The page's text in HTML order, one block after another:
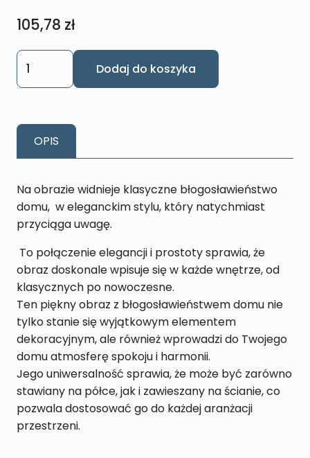
105,78 zł
ilość
Obraz
B2
Dodaj do koszyka
OPIS
Na obrazie widnieje klasyczne błogosławieństwo
domu, w eleganckim stylu, który natychmiast
przyciąga uwagę.
To połączenie elegancji i prostoty sprawia, że
obraz doskonale wpisuje się w każde wnętrze, od
klasycznych po nowoczesne.
Ten piękny obraz z błogosławieństwem domu nie
tylko stanie się wyjątkowym elementem
dekoracyjnym, ale również wprowadzi do Twojego
domu atmosferę spokoju i harmonii.
Jego uniwersalność sprawia, że może być zarówno
stawiany na półce, jak i zawieszany na ścianie, co
pozwala dostosować go do każdej aranżacji
przestrzeni.